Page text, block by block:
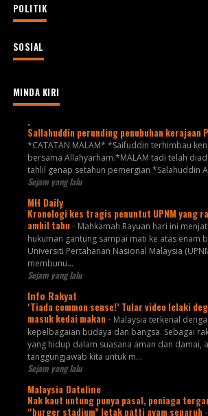
POLITIK
SOSIAL
MINDA KIRI
.
Sallahuddin perunding penubuhan kerajaan
*CATATAN MALAM* *Saifuddin terhimbau
bersama Allahyarham.*MALAM tadi telah
tahlil genap setahun pemergian *Salahuddin
Sejam yang lalu
MH Daily
Kronologi kes tragis penuntut UPNM yang
ambil tahu - Mahkamah Rayuan hari ini
hukuman gantung sampai mati ke atas enam
Universiti Pertahanan Nasional Malaysia
membunu...
Sejam yang lalu
Info Rakyat
‘Tiada common sense!’ Tular video lelaki
masuk kedai makan - Malaysia terkenal
kepelbagaian budaya dan bangsa. Sebagai
yang hidup dalam suasana aman dan damai,
tanggungjawab kita untuk m...
Sejam yang lalu
Malaysia Dateline
Nak kaut untung punya pasal, peniaga
“burger stadium” letak patti ayam separuh -